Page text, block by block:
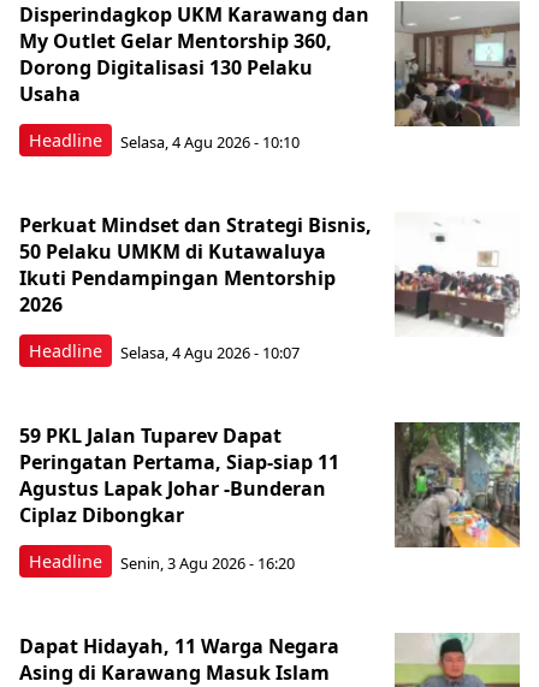
Headline
Disperindagkop UKM Karawang dan
My Outlet Gelar Mentorship 360,
Dorong Digitalisasi 130 Pelaku
Usaha
Selasa, 4 Agu 2026 - 10:10
Headline
Perkuat Mindset dan Strategi Bisnis,
50 Pelaku UMKM di Kutawaluya
Ikuti Pendampingan Mentorship
2026
Selasa, 4 Agu 2026 - 10:07
Headline
59 PKL Jalan Tuparev Dapat
Peringatan Pertama, Siap-siap 11
Agustus Lapak Johar -Bunderan
Ciplaz Dibongkar
Senin, 3 Agu 2026 - 16:20
Dapat Hidayah, 11 Warga Negara
Asing di Karawang Masuk Islam